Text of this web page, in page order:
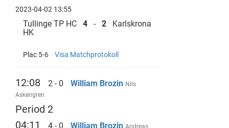
2023-04-02 13:55
Tullinge TP HC 4 - 2
Karlskrona
HK
Plac 5-6 Visa Matchprotokoll
12:08 2 - 0 William Brozin Nils
Askengren
Period 2
04:11
4 - 0 William Brozin Andreas